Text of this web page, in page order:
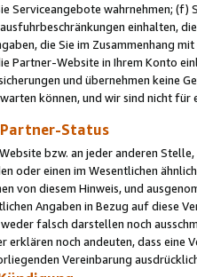
Serviceangebote wahrnehmen;
einhalten,
die Sie im Zusammenhang
Partner-Website in Ihrem Konto
und übernehmen keine
können, und wir sind nicht
Partner-Status
bzw. an jeder anderen
oder einen im Wesentlichen
von diesem Hinweis, und
Angaben in Bezug auf diese
falsch darstellen noch
erklären noch andeuten, dass eine
Vereinbarung